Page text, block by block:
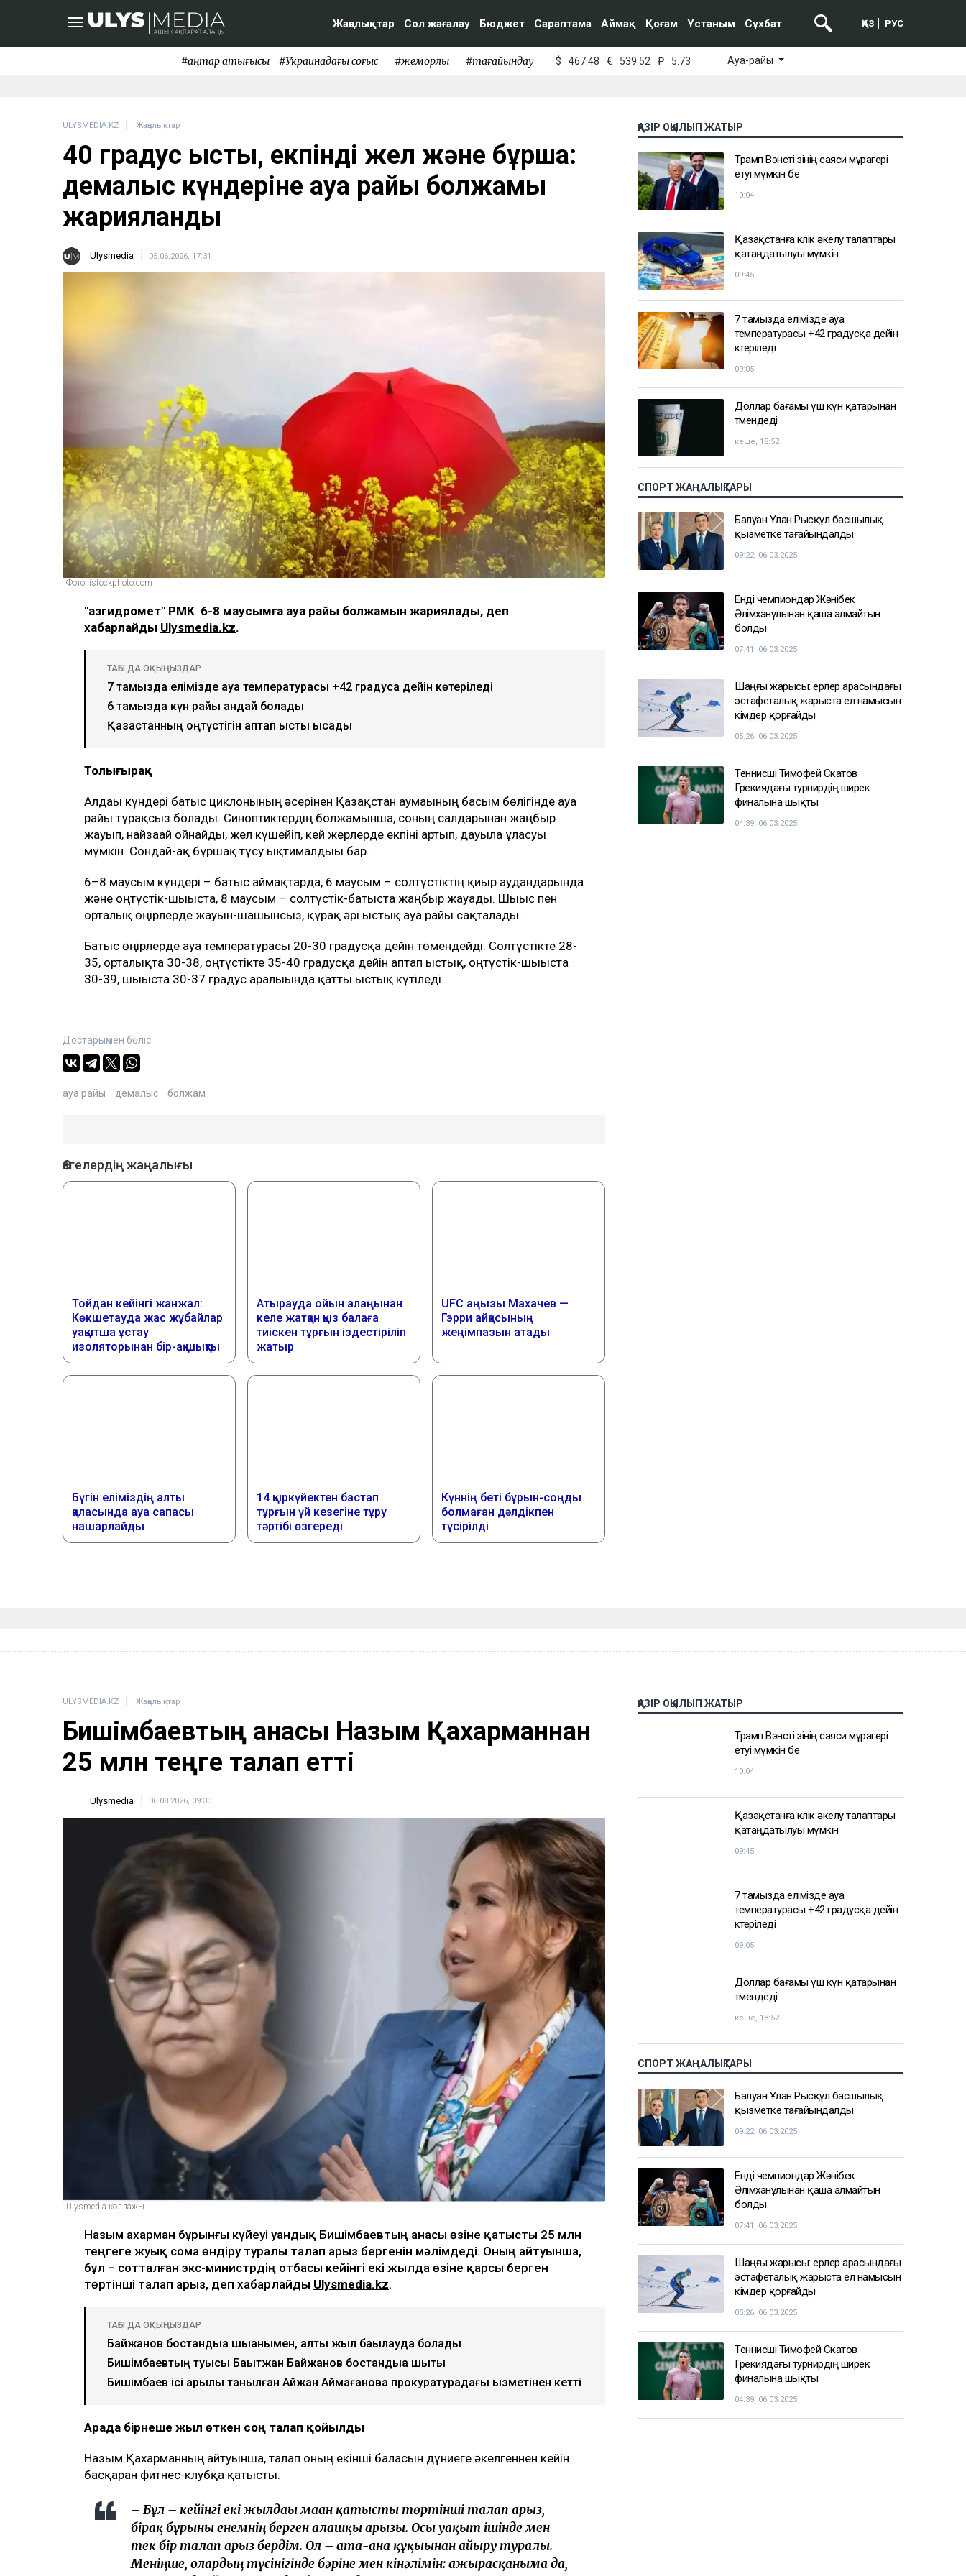
Жаңалықтар Сол жағалау Бюджет Сараптама Аймақ Қоғам Ұстаным Сұхбат ҚАЗ РУС
#қаңтар қақтығысы #Украинадағы соғыс #жемқорлық #тағайындау $ 467.48 € 539.52 ₽ 5.73 Ауа-райы
ULYSMEDIA.KZ Жаңалықтар
40 градус ыстық, екпінді жел және бұршақ:
демалыс күндеріне ауа райы болжамы
жарияланды
Ulysmedia 05.06.2026, 17:31
Фото: istockphoto.com
"Қазгидромет" РМК 6-8 маусымға ауа райы болжамын жариялады, деп
хабарлайды Ulysmedia.kz.
ТАҒЫ ДА ОҚЫҢЫЗДАР
7 тамызда елімізде ауа температурасы +42 градусқа дейін көтеріледі
6 тамызда күн райы қандай болады
Қазақстанның оңтүстігін аптап ыстық қысады
Толығырақ
Алдағы күндері батыс циклонының әсерінен Қазақстан аумағының басым бөлігінде ауа
райы тұрақсыз болады. Синоптиктердің болжамынша, соның салдарынан жаңбыр
жауып, найзағай ойнайды, жел күшейіп, кей жерлерде екпіні артып, дауылға ұласуы
мүмкін. Сондай-ақ бұршақ түсу ықтималдығы бар.
6–8 маусым күндері – батыс аймақтарда, 6 маусым – солтүстіктің қиыр аудандарында
және оңтүстік-шығыста, 8 маусым – солтүстік-батыста жаңбыр жауады. Шығыс пен
орталық өңірлерде жауын-шашынсыз, құрғақ әрі ыстық ауа райы сақталады.
Батыс өңірлерде ауа температурасы 20-30 градусқа дейін төмендейді. Солтүстікте 28-
35, орталықта 30-38, оңтүстікте 35-40 градусқа дейін аптап ыстық, оңтүстік-шығыста
30-39, шығыста 30-37 градус аралығында қатты ыстық күтіледі.
Достарыңмен бөліс
ауа райы демалыс болжам
ҚАЗІР ОҚЫЛЫП ЖАТЫР
Трамп Вэнсті өзінің саяси мұрагері
етуі мүмкін бе
10:04
Қазақстанға көлік әкелу талаптары
қатаңдатылуы мүмкін
09:45
7 тамызда елімізде ауа
температурасы +42 градусқа дейін
көтеріледі
09:05
Доллар бағамы үш күн қатарынан
төмендеді
кеше, 18:52
СПОРТ ЖАҢАЛЫҚТАРЫ
Балуан Ұлан Рысқұл басшылық
қызметке тағайындалды
09:22, 06.03.2025
Енді чемпиондар Жәнібек
Әлімханұлынан қаша алмайтын
болды
07:41, 06.03.2025
Шаңғы жарысы: ерлер арасындағы
эстафеталық жарыста ел намысын
кімдер қорғайды
05:26, 06.03.2025
Теннисші Тимофей Скатов
Грекиядағы турнирдің ширек
финалына шықты
04:39, 06.03.2025
ULYSMEDIA.KZ Жаңалықтар
Бишімбаевтың анасы Назым Қахарманнан
25 млн теңге талап етті
Ulysmedia 06.08.2026, 09:30
Ulysmedia коллажы
Назым Қахарман бұрынғы күйеуі Қуандық Бишімбаевтың анасы өзіне қатысты 25 млн
теңгеге жуық сома өндіру туралы талап арыз бергенін мәлімдеді. Оның айтуынша,
бұл – сотталған экс-министрдің отбасы кейінгі екі жылда өзіне қарсы берген
төртінші талап арыз, деп хабарлайды Ulysmedia.kz.
ТАҒЫ ДА ОҚЫҢЫЗДАР
Байжанов бостандыққа шыққанымен, алты жыл бақылауда болады
Бишімбаевтың туысы Бақытжан Байжанов бостандыққа шықты
Бишімбаев ісі арқылы танылған Айжан Аймағанова прокуратурадағы қызметінен кетті
Арада бірнеше жыл өткен соң талап қойылды
Назым Қахарманның айтуынша, талап оның екінші баласын дүниеге әкелгеннен кейін
басқарған фитнес-клубқа қатысты.
– Бұл – кейінгі екі жылдағы маған қатысты төртінші талап арыз,
бірақ бұрынғы енемнің берген алғашқы арызы. Осы уақыт ішінде мен
тек бір талап арыз бердім. Ол – ата-ана құқығынан айыру туралы.
Меніңше, олардың түсінігінде бәріне мен кінәлімін: ажырасқаныма да,
ҚАЗІР ОҚЫЛЫП ЖАТЫР
Трамп Вэнсті өзінің саяси мұрагері
етуі мүмкін бе
10:04
Қазақстанға көлік әкелу талаптары
қатаңдатылуы мүмкін
09:45
7 тамызда елімізде ауа
температурасы +42 градусқа дейін
көтеріледі
09:05
Доллар бағамы үш күн қатарынан
төмендеді
кеше, 18:52
СПОРТ ЖАҢАЛЫҚТАРЫ
Балуан Ұлан Рысқұл басшылық
қызметке тағайындалды
09:22, 06.03.2025
Енді чемпиондар Жәнібек
Әлімханұлынан қаша алмайтын
болды
07:41, 06.03.2025
Шаңғы жарысы: ерлер арасындағы
эстафеталық жарыста ел намысын
кімдер қорғайды
05:26, 06.03.2025
Теннисші Тимофей Скатов
Грекиядағы турнирдің ширек
финалына шықты
04:39, 06.03.2025